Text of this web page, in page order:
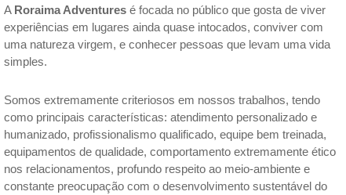
A Roraima Adventures é focada no público que gosta de viver
experiências em lugares ainda quase intocados, conviver com
uma natureza virgem, e conhecer pessoas que levam uma vida
simples.
Somos extremamente criteriosos em nossos trabalhos, tendo
como principais características: atendimento personalizado e
humanizado, profissionalismo qualificado, equipe bem treinada,
equipamentos de qualidade, comportamento extremamente ético
nos relacionamentos, profundo respeito ao meio-ambiente e
constante preocupação com o desenvolvimento sustentável do